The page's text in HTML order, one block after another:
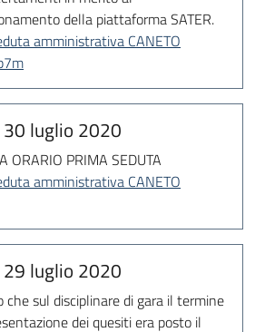
della piattaforma SATER.
amministrativa CANETO
30 luglio 2020
ORARIO PRIMA SEDUTA
amministrativa CANETO
29 luglio 2020
che sul disciplinare di gara il termine
dei quesiti era posto il